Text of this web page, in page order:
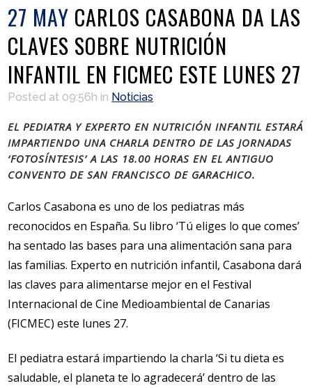
27 MAY CARLOS CASABONA DA LAS
CLAVES SOBRE NUTRICIÓN
INFANTIL EN FICMEC ESTE LUNES 27
Posted at 09:56h in Noticias
EL PEDIATRA Y EXPERTO EN NUTRICIÓN INFANTIL ESTARÁ
IMPARTIENDO UNA CHARLA DENTRO DE LAS JORNADAS
‘FOTOSÍNTESIS’ A LAS 18.00 HORAS EN EL ANTIGUO
CONVENTO DE SAN FRANCISCO DE GARACHICO.
Carlos Casabona es uno de los pediatras más
reconocidos en España. Su libro ‘Tú eliges lo que comes’
ha sentado las bases para una alimentación sana para
las familias. Experto en nutrición infantil, Casabona dará
las claves para alimentarse mejor en el Festival
Internacional de Cine Medioambiental de Canarias
(FICMEC) este lunes 27.
El pediatra estará impartiendo la charla ‘Si tu dieta es
saludable, el planeta te lo agradecerá’ dentro de las